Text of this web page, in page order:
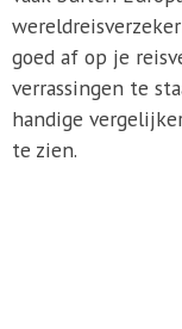
goed af op je
verrassingen te
handige
te zien.